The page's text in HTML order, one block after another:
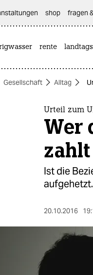
shop fragen
rente
Gesellschaft Alltag
Urteil zum
Wer
zahlt
Ist die
20.10.2016